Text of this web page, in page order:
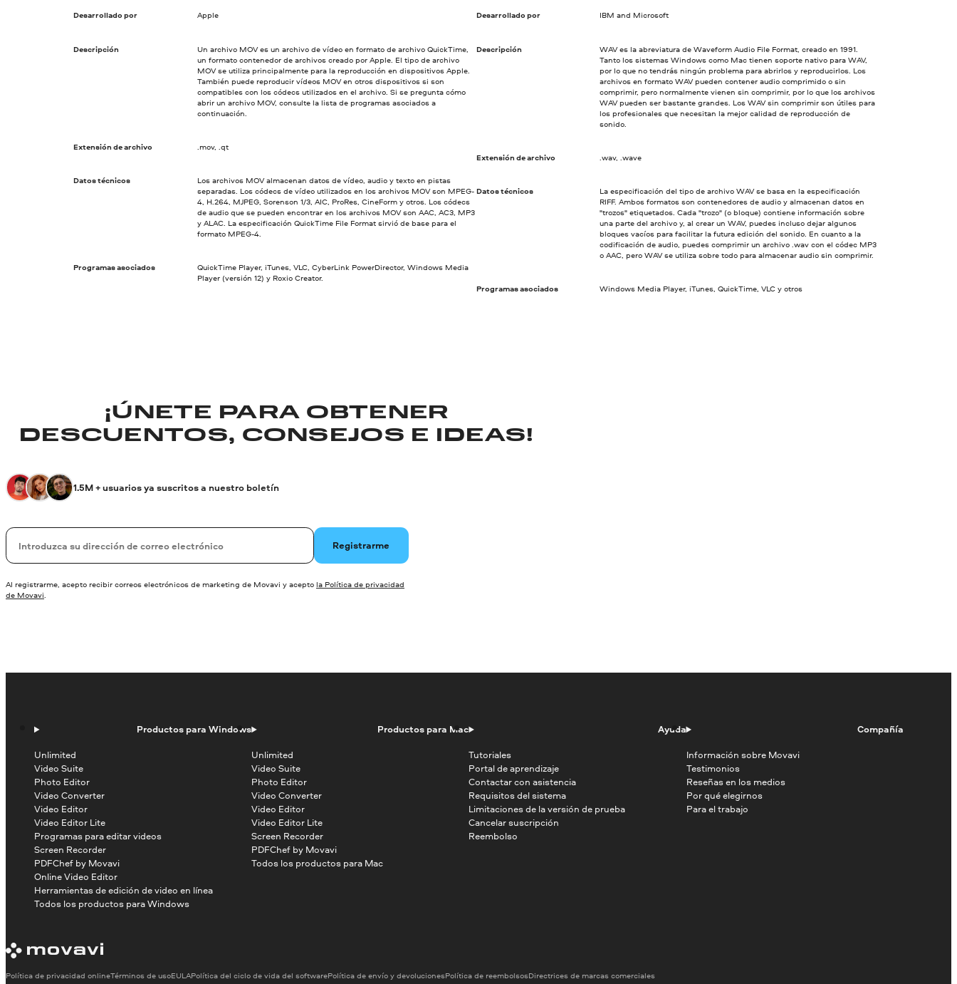
Desarrollado por Apple
Descripción
Un archivo MOV es un archivo de vídeo en formato de archivo QuickTime,
un formato contenedor de archivos creado por Apple. El tipo de archivo
MOV se utiliza principalmente para la reproducción en dispositivos Apple.
También puede reproducir vídeos MOV en otros dispositivos si son
compatibles con los códecs utilizados en el archivo. Si se pregunta cómo
abrir un archivo MOV, consulte la lista de programas asociados a
continuación.
Extensión de archivo .mov, .qt
Datos técnicos
Los archivos MOV almacenan datos de vídeo, audio y texto en pistas
separadas. Los códecs de vídeo utilizados en los archivos MOV son MPEG-
4, H.264, MJPEG, Sorenson 1/3, AIC, ProRes, CineForm y otros. Los códecs
de audio que se pueden encontrar en los archivos MOV son AAC, AC3, MP3
y ALAC. La especificación QuickTime File Format sirvió de base para el
formato MPEG-4.
Programas asociados
QuickTime Player, iTunes, VLC, CyberLink PowerDirector, Windows Media
Player (versión 12) y Roxio Creator.
Desarrollado por IBM and Microsoft
Descripción
WAV es la abreviatura de Waveform Audio File Format, creado en 1991.
Tanto los sistemas Windows como Mac tienen soporte nativo para WAV,
por lo que no tendrás ningún problema para abrirlos y reproducirlos. Los
archivos en formato WAV pueden contener audio comprimido o sin
comprimir, pero normalmente vienen sin comprimir, por lo que los archivos
WAV pueden ser bastante grandes. Los WAV sin comprimir son útiles para
los profesionales que necesitan la mejor calidad de reproducción de
sonido.
Extensión de archivo .wav, .wave
Datos técnicos
La especificación del tipo de archivo WAV se basa en la especificación
RIFF. Ambos formatos son contenedores de audio y almacenan datos en
"trozos" etiquetados. Cada "trozo" (o bloque) contiene información sobre
una parte del archivo y, al crear un WAV, puedes incluso dejar algunos
bloques vacíos para facilitar la futura edición del sonido. En cuanto a la
codificación de audio, puedes comprimir un archivo .wav con el códec MP3
o AAC, pero WAV se utiliza sobre todo para almacenar audio sin comprimir.
Programas asociados Windows Media Player, iTunes, QuickTime, VLC y otros
¡ÚNETE PARA OBTENER
DESCUENTOS, CONSEJOS E IDEAS!
1.5M + usuarios ya suscritos a nuestro boletín
Su correo electrónico Registrarme
Al registrarme, acepto recibir correos electrónicos de marketing de Movavi y acepto la Política de privacidad
de Movavi.
Productos para Windows
Unlimited
Video Suite
Photo Editor
Video Converter
Video Editor
Video Editor Lite
Programas para editar videos
Screen Recorder
PDFChef by Movavi
Online Video Editor
Herramientas de edición de video en línea
Todos los productos para Windows
Productos para Mac
Unlimited
Video Suite
Photo Editor
Video Converter
Video Editor
Video Editor Lite
Screen Recorder
PDFChef by Movavi
Todos los productos para Mac
Ayuda
Tutoriales
Portal de aprendizaje
Contactar con asistencia
Requisitos del sistema
Limitaciones de la versión de prueba
Cancelar suscripción
Reembolso
Compañía
Información sobre Movavi
Testimonios
Reseñas en los medios
Por qué elegirnos
Para el trabajo
Política de privacidad onlineTérminos de usoEULAPolítica del ciclo de vida del softwarePolítica de envío y devolucionesPolítica de reembolsosDirectrices de marcas comerciales